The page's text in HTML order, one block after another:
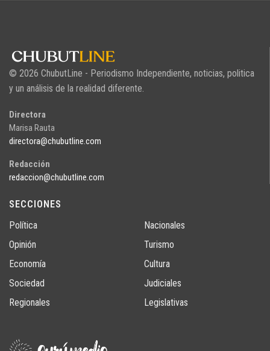
© 2026 ChubutLine - Periodismo Independiente, noticias, politica
y un análisis de la realidad diferente.
Directora
Marisa Rauta
directora@chubutline.com
Redacción
redaccion@chubutline.com
SECCIONES
Política
Opinión
Economía
Sociedad
Regionales
Nacionales
Turismo
Cultura
Judiciales
Legislativas